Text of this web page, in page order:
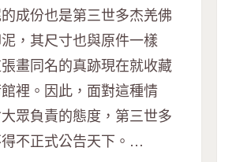
成份也是第三世多杰羌佛
，其尺寸也與原件一樣
畫同名的真跡現在就收藏
裡。因此，面對這種情
眾負責的態度，第三世多
不正式公告天下。…